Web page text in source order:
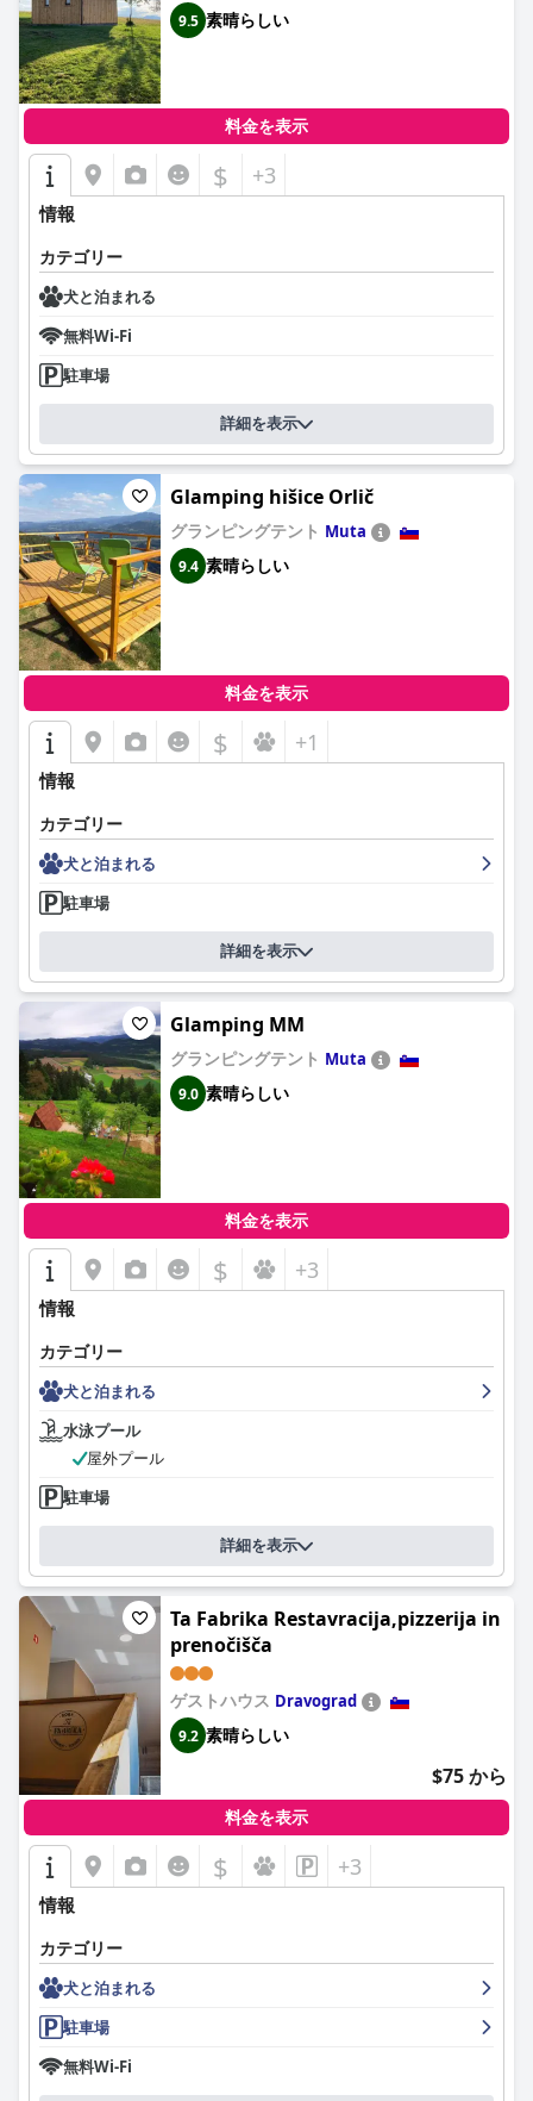
9.5 素晴らしい
料金を表示
$ +3
情報
カテゴリー
犬と泊まれる
無料Wi-Fi
駐車場
詳細を表示
Glamping hišice Orlič
グランピングテント Muta
9.4 素晴らしい
料金を表示
$ +1
情報
カテゴリー
犬と泊まれる
駐車場
詳細を表示
Glamping MM
グランピングテント Muta
9.0 素晴らしい
料金を表示
$ +3
情報
カテゴリー
犬と泊まれる
水泳プール
屋外プール
駐車場
詳細を表示
Ta Fabrika Restavracija,pizzerija in
prenočišča
ゲストハウス Dravograd
9.2 素晴らしい
$75 から
料金を表示
$ +3
情報
カテゴリー
犬と泊まれる
駐車場
無料Wi-Fi